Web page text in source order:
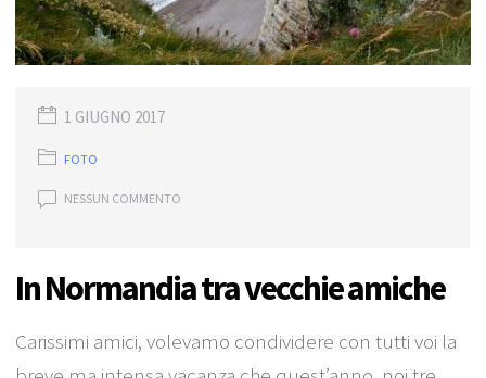
1 GIUGNO 2017
FOTO
NESSUN COMMENTO
In Normandia tra vecchie amiche
Carissimi amici, volevamo condividere con tutti voi la